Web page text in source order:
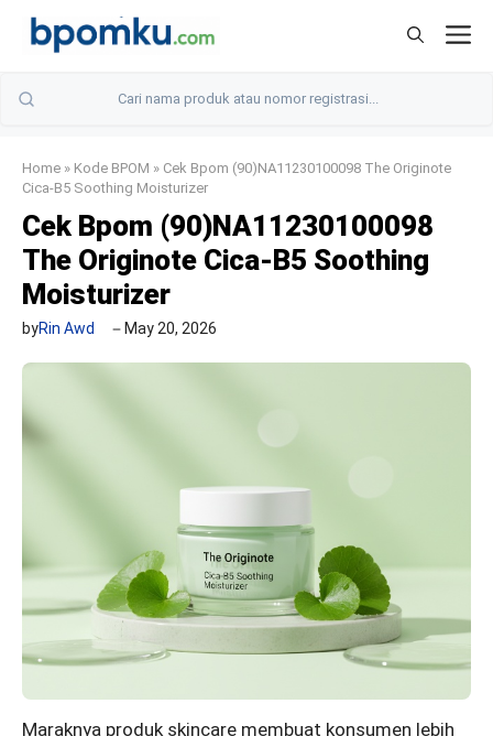
Skip
Home » Kode BPOM » Cek Bpom (90)NA11230100098 The Originote
Cica-B5 Soothing Moisturizer
Cek Bpom (90)NA11230100098
The Originote Cica-B5 Soothing
Moisturizer
byRin Awd May 20, 2026
Maraknya produk skincare membuat konsumen lebih